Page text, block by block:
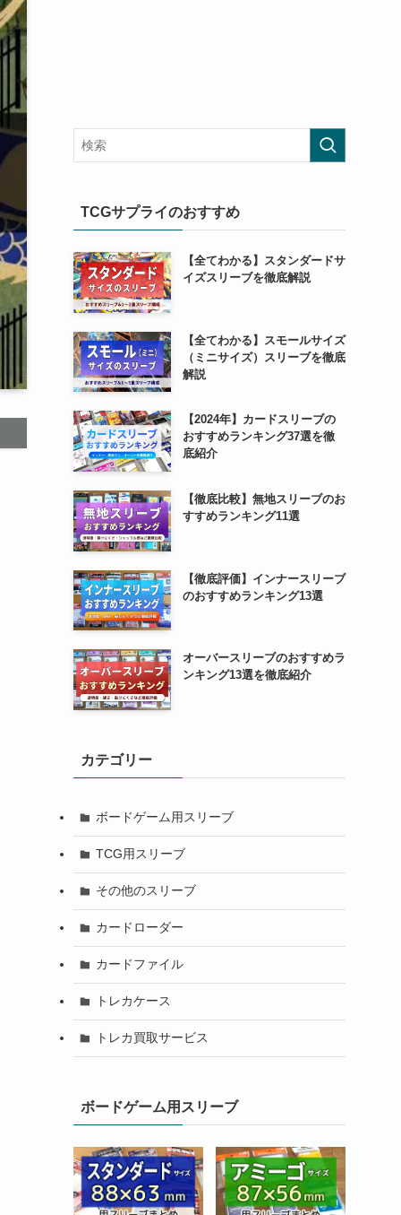
TCGサプライのおすすめ
【全てわかる】スタンダードサ
イズスリーブを徹底解説
【全てわかる】スモールサイズ
（ミニサイズ）スリーブを徹底
解説
【2024年】カードスリーブの
おすすめランキング37選を徹
底紹介
【徹底比較】無地スリーブのお
すすめランキング11選
【徹底評価】インナースリーブ
のおすすめランキング13選
オーバースリーブのおすすめラ
ンキング13選を徹底紹介
カテゴリー
ボードゲーム用スリーブ
TCG用スリーブ
その他のスリーブ
カードローダー
カードファイル
トレカケース
トレカ買取サービス
ボードゲーム用スリーブ